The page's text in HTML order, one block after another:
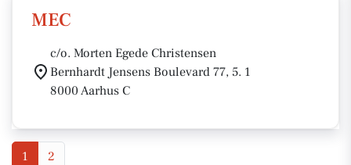
MEC
c/o. Morten Egede Christensen
Bernhardt Jensens Boulevard 77, 5. 1
8000 Aarhus C
1 2